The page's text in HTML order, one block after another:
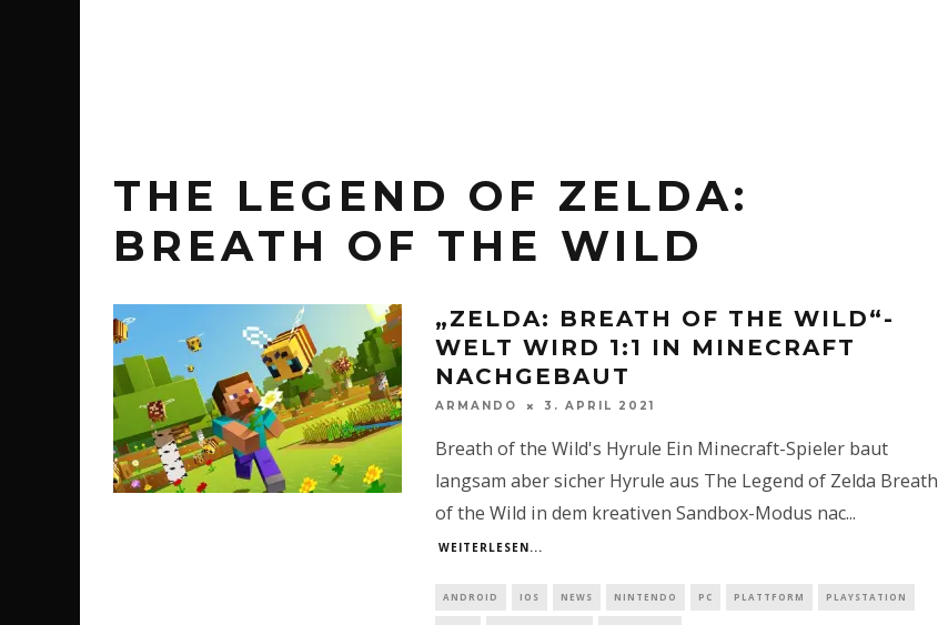
THE LEGEND OF ZELDA:
BREATH OF THE WILD
„ZELDA: BREATH OF THE WILD“-
WELT WIRD 1:1 IN MINECRAFT
NACHGEBAUT
ARMANDO 3. APRIL 2021
Breath of the Wild's Hyrule Ein Minecraft-Spieler baut
langsam aber sicher Hyrule aus The Legend of Zelda Breath
of the Wild in dem kreativen Sandbox-Modus nac...
WEITERLESEN...
ANDROID IOS NEWS NINTENDO PC PLATTFORM PLAYSTATION